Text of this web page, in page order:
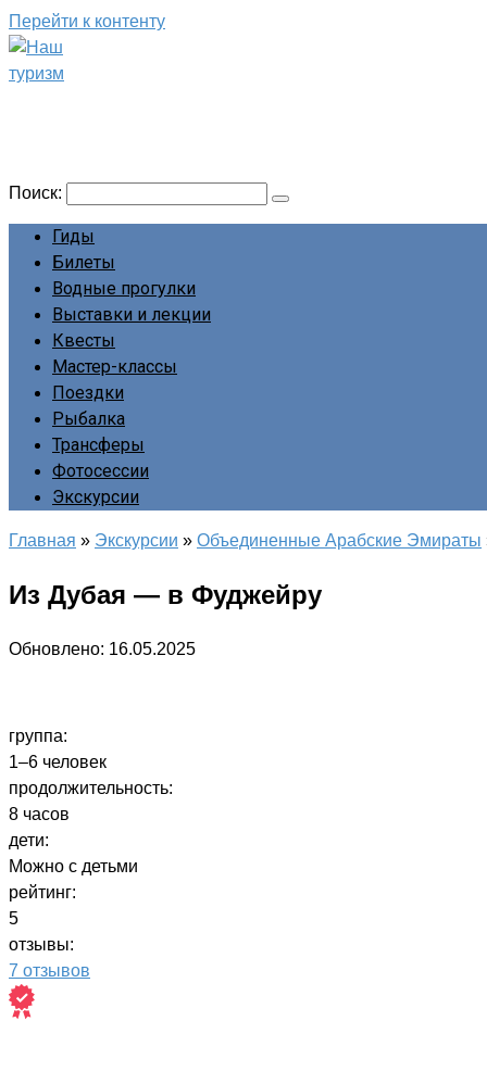
Перейти к контенту
Поиск:
Гиды
Билеты
Водные прогулки
Выставки и лекции
Квесты
Мастер-классы
Поездки
Рыбалка
Трансферы
Фотосессии
Экскурсии
Главная » Экскурсии » Объединенные Арабские Эмираты
Из Дубая — в Фуджейру
Обновлено: 16.05.2025
группа:
1–6 человек
продолжительность:
8 часов
дети:
Можно с детьми
рейтинг:
5
отзывы:
7 отзывов